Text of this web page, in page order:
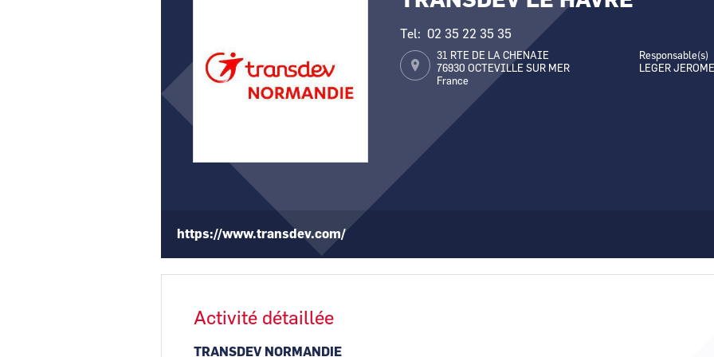
Tel 02 35 22 35 35
31 RTE DE LA CHENAIE
76930 OCTEVILLE SUR MER
France
Responsable(s)
LEGER JEROME
https://www.transdev.com/
Activité détaillée
TRANSDEV NORMANDIE